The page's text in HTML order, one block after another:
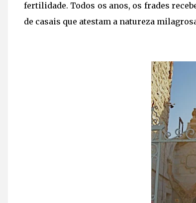
fertilidade. Todos os anos, os frades
de casais que atestam a natureza